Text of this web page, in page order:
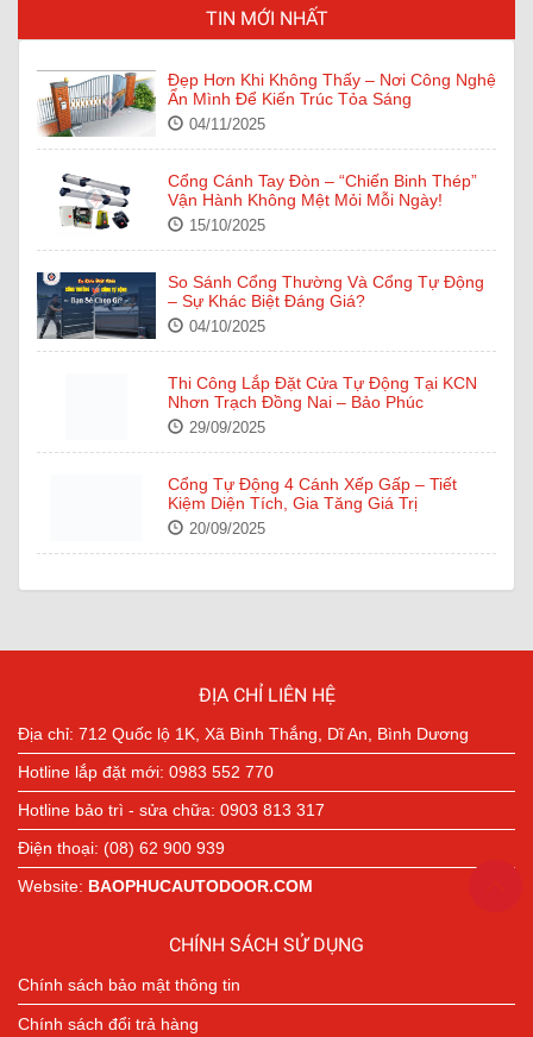
TIN MỚI NHẤT
Đẹp Hơn Khi Không Thấy – Nơi Công Nghệ
Ẩn Mình Để Kiến Trúc Tỏa Sáng
04/11/2025
Cổng Cánh Tay Đòn – “Chiến Binh Thép”
Vận Hành Không Mệt Mỏi Mỗi Ngày!
15/10/2025
So Sánh Cổng Thường Và Cổng Tự Động
– Sự Khác Biệt Đáng Giá?
04/10/2025
Thi Công Lắp Đặt Cửa Tự Động Tại KCN
Nhơn Trạch Đồng Nai – Bảo Phúc
29/09/2025
Cổng Tự Động 4 Cánh Xếp Gấp – Tiết
Kiệm Diện Tích, Gia Tăng Giá Trị
20/09/2025
16/09/2025
ĐỊA CHỈ LIÊN HỆ
Địa chỉ: 712 Quốc lộ 1K, Xã Bình Thắng, Dĩ An, Bình Dương
Hotline lắp đặt mới: 0983 552 770
Hotline bảo trì - sửa chữa: 0903 813 317
Điện thoại: (08) 62 900 939
Website: BAOPHUCAUTODOOR.COM
CHÍNH SÁCH SỬ DỤNG
Chính sách bảo mật thông tin
Chính sách đổi trả hàng